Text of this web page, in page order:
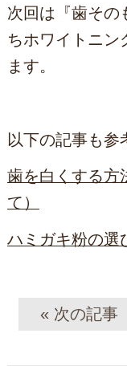
次回は『歯その
ちホワイトニン
ます。
以下の記事も参
歯を白くする
て）
ハミガキ粉の選
« 次の記事